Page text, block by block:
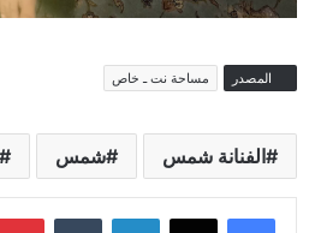
المصدر مساحة نت ـ خاص
الفنانة شمس شمس
لينكدإن